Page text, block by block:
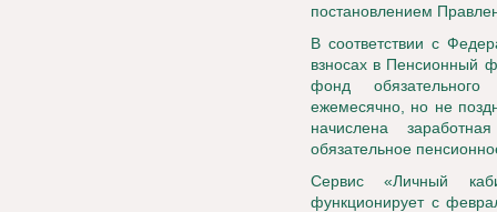
постановлением
В соответствии с
взносах в Пенсионный
фонд обязательного
ежемесячно, но не
начислена
обязательное
Сервис «Личный
функционирует с